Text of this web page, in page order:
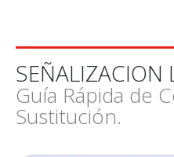
SEÑALIZACION
Guía Rápida de
Sustitución.